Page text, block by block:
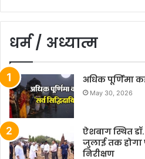
धर्म / अध्यात्म
अधिक पूर्णिमा
May 30, 2026
ऐशबाग स्थित
जुलाई तक होगा
निरीक्षण